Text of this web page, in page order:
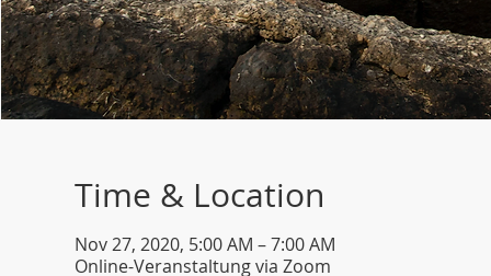
Time & Location
Nov 27, 2020, 5:00 AM – 7:00 AM
Online-Veranstaltung via Zoom